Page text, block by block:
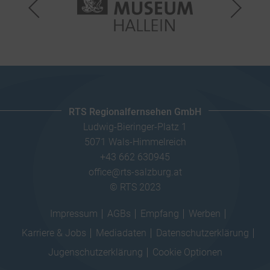
RTS Regionalfernsehen GmbH
Ludwig-Bieringer-Platz 1
5071 Wals-Himmelreich
+43 662 630945
office@rts-salzburg.at
© RTS 2023
Impressum AGBs Empfang
Werben
Karriere & Jobs
Mediadaten
Datenschutzerklärung
Jugenschutzerklärung
Cookie Optionen